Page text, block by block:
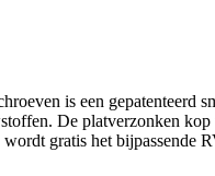
is een gepatenteerd
De platverzonken
gratis het bijpassende